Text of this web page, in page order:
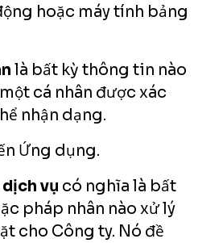
hoặc máy tính bảng
là bất kỳ thông tin nào
cá nhân được xác
nhận dạng.
Ứng dụng.
vụ có nghĩa là bất
pháp nhân nào xử lý
cho Công ty. Nó đề